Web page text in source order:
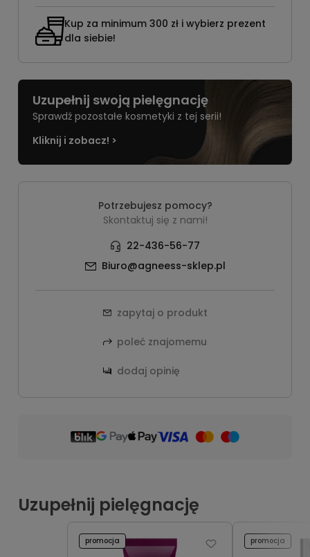
Kup za minimum 300 zł i wybierz prezent
dla siebie!
Uzupełnij swoją pielęgnację
Sprawdź pozostałe kosmetyki z tej serii!
Kliknij i zobacz! >
Potrzebujesz pomocy?
Skontaktuj się z nami!
22-436-56-77
Biuro@agneess-sklep.pl
zapytaj o produkt
poleć znajomemu
dodaj opinię
Uzupełnij pielęgnację
promocja promocja